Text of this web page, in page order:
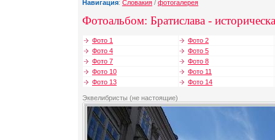
Навигация: Словакия / фотогалерея
Фотоальбом: Братислава -
Фото 1
Фото 2
Фото 4
Фото 5
Фото 7
Фото 8
Фото 10
Фото 11
Фото 13
Фото 14
Эквелибристы (не настоящие)